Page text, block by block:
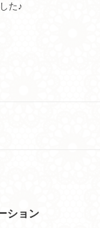
た♪
ション